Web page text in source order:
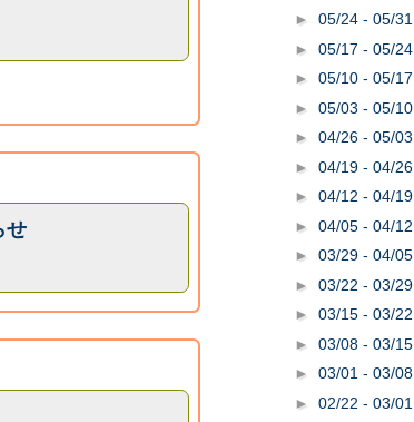
せ
► 05/24 - 05/31
► 05/17 - 05/24
► 05/10 - 05/17
► 05/03 - 05/10
► 04/26 - 05/03
► 04/19 - 04/26
► 04/12 - 04/19
► 04/05 - 04/12
► 03/29 - 04/05
► 03/22 - 03/29
► 03/15 - 03/22
► 03/08 - 03/15
► 03/01 - 03/08
► 02/22 - 03/01